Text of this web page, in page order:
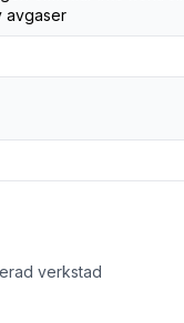
avgaser
verkstad